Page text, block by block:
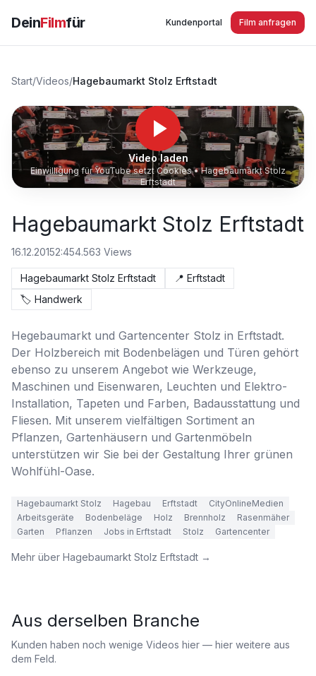
DeinFilmfür Kundenportal Film anfragen
Start/Videos/Hagebaumarkt Stolz Erftstadt
Video laden
Einwilligung für YouTube setzt Cookies •Hagebaumarkt Stolz
Erftstadt
Hagebaumarkt Stolz Erftstadt
16.12.20152:454.563 Views
Hagebaumarkt Stolz Erftstadt 📍 Erftstadt
🏷️ Handwerk
Hegebaumarkt und Gartencenter Stolz in Erftstadt.
Der Holzbereich mit Bodenbelägen und Türen gehört
ebenso zu unserem Angebot wie Werkzeuge,
Maschinen und Eisenwaren, Leuchten und Elektro-
Installation, Tapeten und Farben, Badausstattung und
Fliesen. Mit unserem vielfältigen Sortiment an
Pflanzen, Gartenhäusern und Gartenmöbeln
unterstützen wir Sie bei der Gestaltung Ihrer grünen
Wohlfühl-Oase.
Hagebaumarkt Stolz Hagebau Erftstadt
CityOnlineMedien
Arbeitsgeräte
Bodenbeläge Holz Brennholz
Rasenmäher
Garten
Pflanzen Jobs in Erftstadt Stolz Gartencenter
Mehr über Hagebaumarkt Stolz Erftstadt →
Aus derselben Branche
Kunden haben noch wenige Videos hier — hier weitere aus
dem Feld.